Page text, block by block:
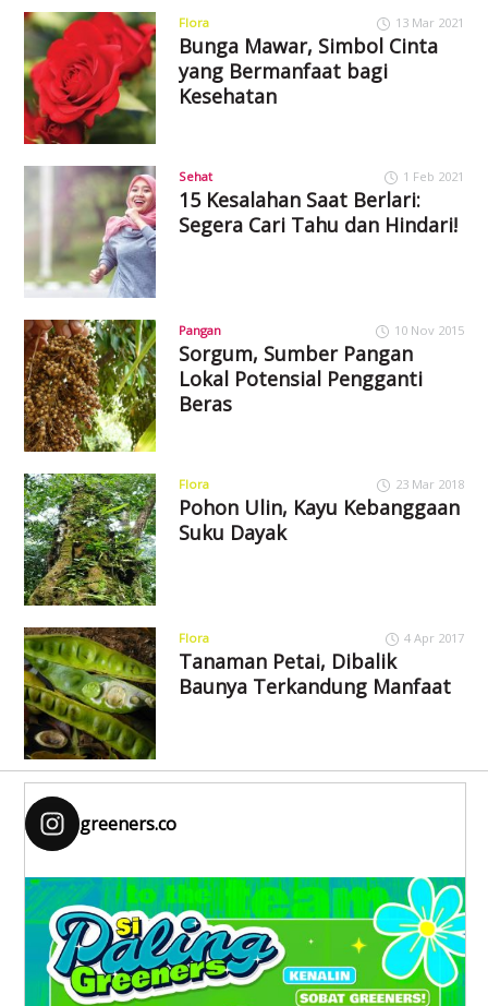
Flora 13 Mar 2021
Bunga Mawar, Simbol Cinta
yang Bermanfaat bagi
Kesehatan
Sehat 1 Feb 2021
15 Kesalahan Saat Berlari:
Segera Cari Tahu dan Hindari!
Pangan 10 Nov 2015
Sorgum, Sumber Pangan
Lokal Potensial Pengganti
Beras
Flora 23 Mar 2018
Pohon Ulin, Kayu Kebanggaan
Suku Dayak
Flora 4 Apr 2017
Tanaman Petai, Dibalik
Baunya Terkandung Manfaat
greeners.co